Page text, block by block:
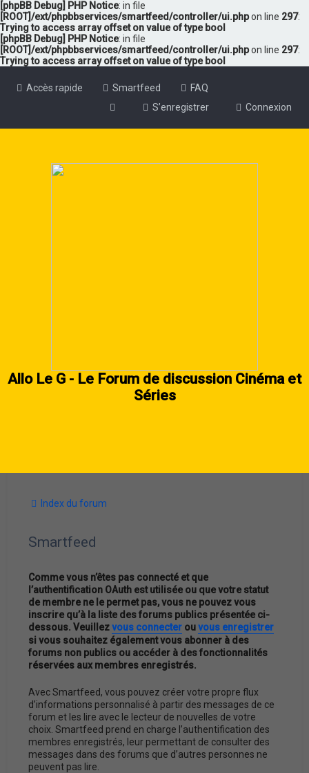
[phpBB Debug] PHP Notice: in file
[ROOT]/ext/phpbbservices/smartfeed/controller/ui.phpon line 297:
Trying to access array offset on value of type bool
[phpBB Debug] PHP Notice: in file
[ROOT]/ext/phpbbservices/smartfeed/controller/ui.phpon line 297:
Trying to access array offset on value of type bool
Accès rapide Smartfeed
FAQ
Connexion
S’enregistrer
Allo Le G - Le Forum de discussion Cinéma et
Séries
Index du forum
Smartfeed
Comme vous n’êtes pas connecté et que
l’authentification OAuth est utilisée ou que votre statut
de membre ne le permet pas, vous ne pouvez vous
inscrire qu’à la liste des forums publics présentée ci-
dessous. Veuillezvous connecter ouvous enregistrer
si vous souhaitez également vous abonner à des
forums non publics ou accéder à des fonctionnalités
réservées aux membres enregistrés.
Avec Smartfeed, vous pouvez créer votre propre flux
d’informations personnalisé à partir des messages de ce
forum et les lire avec le lecteur de nouvelles de votre
choix. Smartfeed prend en charge l’authentification des
membres enregistrés, leur permettant de consulter des
messages dans des forums que d’autres personnes ne
peuvent pas lire.